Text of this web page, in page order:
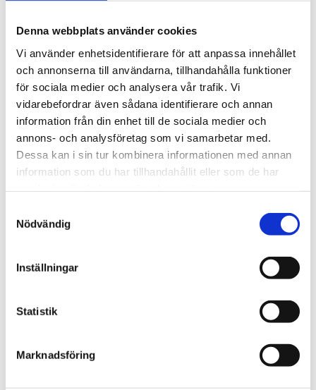
Denna webbplats använder cookies
Vi använder enhetsidentifierare för att anpassa innehållet
och annonserna till användarna, tillhandahålla funktioner
för sociala medier och analysera vår trafik. Vi
vidarebefordrar även sådana identifierare och annan
information från din enhet till de sociala medier och
annons- och analysföretag som vi samarbetar med.
Dessa kan i sin tur kombinera informationen med annan
information som du har tillhandahållit eller som de har
Nödvändig
Inställningar
Statistik
Marknadsföring
Inför söndag